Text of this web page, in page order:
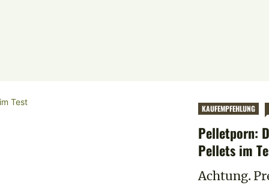
KAUFEMPFEHLUNG
Pelletporn:
Pellets im
Achtung.